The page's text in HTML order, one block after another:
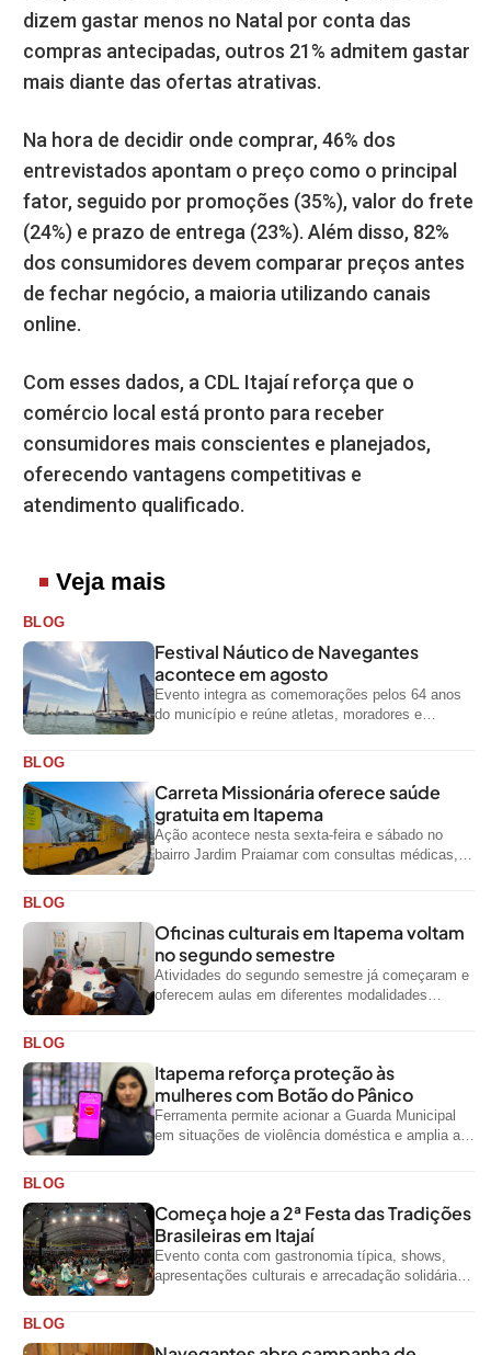
dizem gastar menos no Natal por conta das
compras antecipadas, outros 21% admitem gastar
mais diante das ofertas atrativas.
Na hora de decidir onde comprar, 46% dos
entrevistados apontam o preço como o principal
fator, seguido por promoções (35%), valor do frete
(24%) e prazo de entrega (23%). Além disso, 82%
dos consumidores devem comparar preços antes
de fechar negócio, a maioria utilizando canais
online.
Com esses dados, a CDL Itajaí reforça que o
comércio local está pronto para receber
consumidores mais conscientes e planejados,
oferecendo vantagens competitivas e
atendimento qualificado.
Veja mais
BLOG
Festival Náutico de Navegantes
acontece em agosto
Evento integra as comemorações pelos 64 anos
do município e reúne atletas, moradores e
BLOG
Carreta Missionária oferece saúde
gratuita em Itapema
Ação acontece nesta sexta-feira e sábado no
bairro Jardim Praiamar com consultas médicas,
BLOG
Oficinas culturais em Itapema voltam
no segundo semestre
Atividades do segundo semestre já começaram e
oferecem aulas em diferentes modalidades
BLOG
Itapema reforça proteção às
mulheres com Botão do Pânico
Ferramenta permite acionar a Guarda Municipal
em situações de violência doméstica e amplia a
BLOG
Começa hoje a 2ª Festa das Tradições
Brasileiras em Itajaí
Evento conta com gastronomia típica, shows,
apresentações culturais e arrecadação solidária
BLOG